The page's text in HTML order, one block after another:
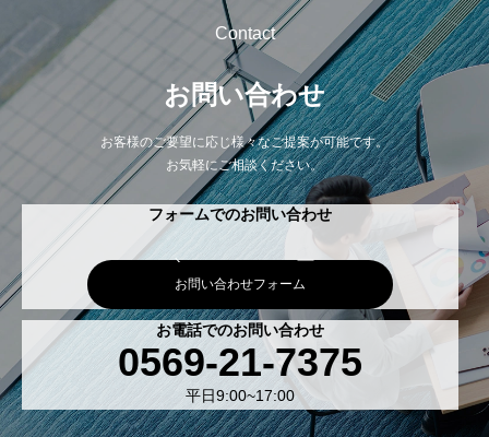
Contact
お問い合わせ
お客様のご要望に応じ様々なご提案が可能です。
お気軽にご相談ください。
フォームでのお問い合わせ
お問い合わせフォーム
お電話でのお問い合わせ
0569-21-7375
平日9:00~17:00